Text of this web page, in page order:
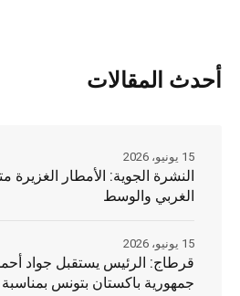
أحدث المقالات
النشرة الجوية: الأمطار
الغربي والوسط
15 يونيو، 2026
قرطاج: الرئيس يستقبل جواد
جمهورية باكستان بتونس بمناسبة
15 يونيو، 2026